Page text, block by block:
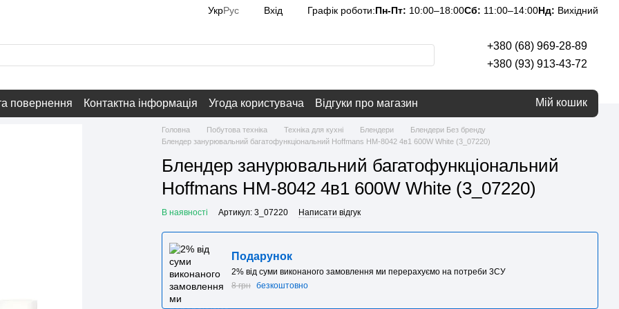
УкрРус Вхід Графік роботи:Пн-Пт: 10:00–18:00Сб: 11:00–14:00Нд: Вихідний
+380 (68) 969-28-89
+380 (93) 913-43-72
повернення Контактна інформація Угода користувача Відгуки про магазин Мій кошик
Головна Побутова техніка Техніка для кухні Блендери
Блендери Без бренду
Блендер занурювальний багатофункціональний Hoffmans HM-8042 4в1 600W White (3_07220)
Блендер занурювальний багатофункціональний
Hoffmans HM-8042 4в1 600W White (3_07220)
В наявності Артикул: 3_07220 Написати відгук
Подарунок
2% від суми виконаного замовлення ми перерахуємо на потреби 3CУ
8 грн безкоштовно